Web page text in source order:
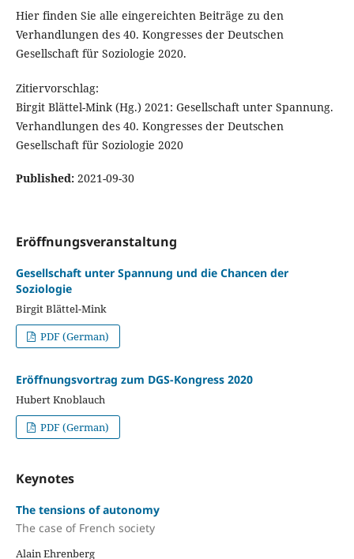
Hier finden Sie alle eingereichten Beiträge zu den
Verhandlungen des 40. Kongresses der Deutschen
Gesellschaft für Soziologie 2020.
Zitiervorschlag:
Birgit Blättel-Mink (Hg.) 2021: Gesellschaft unter Spannung.
Verhandlungen des 40. Kongresses der Deutschen
Gesellschaft für Soziologie 2020
Published: 2021-09-30
Eröffnungsveranstaltung
Gesellschaft unter Spannung und die Chancen der
Soziologie
Birgit Blättel-Mink
PDF (German)
Eröffnungsvortrag zum DGS-Kongress 2020
Hubert Knoblauch
PDF (German)
Keynotes
The tensions of autonomy
The case of French society
Alain Ehrenberg